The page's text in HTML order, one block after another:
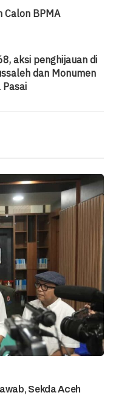
Calon BPMA
aksi penghijauan di
dan Monumen
Sekda Aceh